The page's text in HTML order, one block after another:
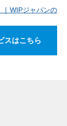
WIPジャパンの
スはこちら